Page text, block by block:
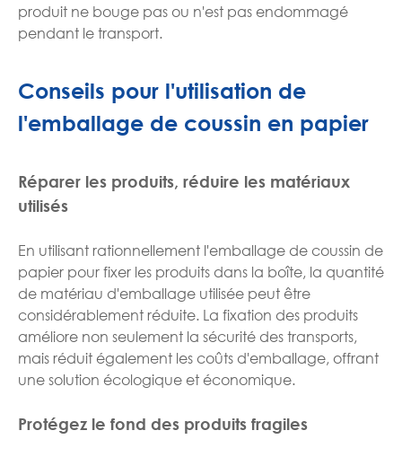
produit ne bouge pas ou n'est pas endommagé
pendant le transport.
Conseils pour l'utilisation de
l'emballage de coussin en papier
Réparer les produits, réduire les matériaux
utilisés
En utilisant rationnellement l'emballage de coussin de
papier pour fixer les produits dans la boîte, la quantité
de matériau d'emballage utilisée peut être
considérablement réduite. La fixation des produits
améliore non seulement la sécurité des transports,
mais réduit également les coûts d'emballage, offrant
une solution écologique et économique.
Protégez le fond des produits fragiles